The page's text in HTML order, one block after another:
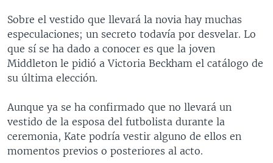
Sobre el vestido que llevará la novia hay muchas
especulaciones; un secreto todavía por desvelar. Lo
que sí se ha dado a conocer es que la joven
Middleton le pidió a Victoria Beckham el catálogo de
su última elección.
Aunque ya se ha confirmado que no llevará un
vestido de la esposa del futbolista durante la
ceremonia, Kate podría vestir alguno de ellos en
momentos previos o posteriores al acto.